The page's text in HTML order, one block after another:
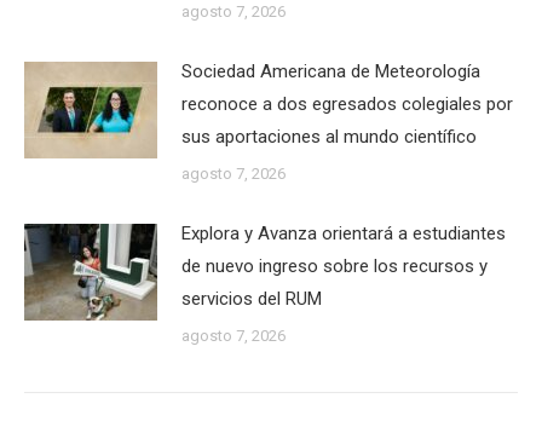
agosto 7, 2026
Sociedad Americana de Meteorología
reconoce a dos egresados colegiales por
sus aportaciones al mundo científico
agosto 7, 2026
Explora y Avanza orientará a estudiantes
de nuevo ingreso sobre los recursos y
servicios del RUM
agosto 7, 2026